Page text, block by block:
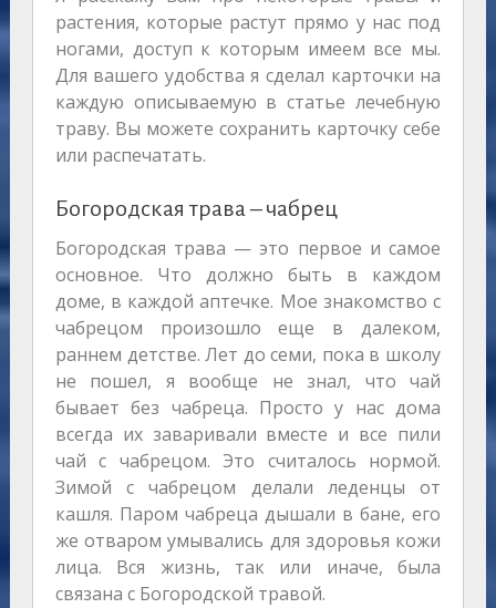
растения, которые растут прямо у нас под
ногами, доступ к которым имеем все мы.
Для вашего удобства я сделал карточки на
каждую описываемую в статье лечебную
траву. Вы можете сохранить карточку себе
или распечатать.
Богородская трава – чабрец
Богородская трава — это первое и самое
основное. Что должно быть в каждом
доме, в каждой аптечке. Мое знакомство с
чабрецом произошло еще в далеком,
раннем детстве. Лет до семи, пока в школу
не пошел, я вообще не знал, что чай
бывает без чабреца. Просто у нас дома
всегда их заваривали вместе и все пили
чай с чабрецом. Это считалось нормой.
Зимой с чабрецом делали леденцы от
кашля. Паром чабреца дышали в бане, его
же отваром умывались для здоровья кожи
лица. Вся жизнь, так или иначе, была
связана с Богородской травой.